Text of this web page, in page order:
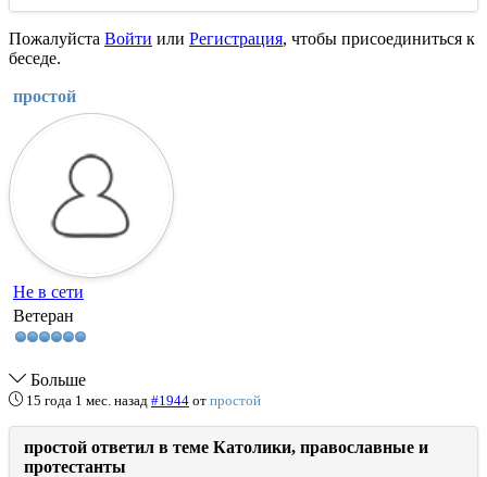
Пожалуйста Войти или Регистрация, чтобы присоединиться к
беседе.
простой
Не в сети
Ветеран
Больше
15 года 1 мес. назад #1944 от простой
простой ответил в теме Католики, православные и
протестанты